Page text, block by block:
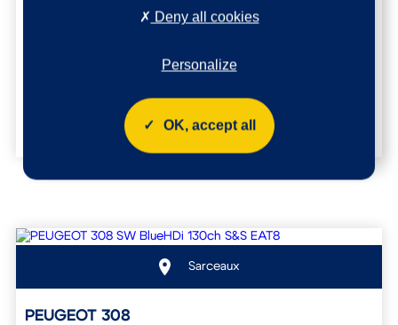
après un premier loyer de 7107 €
Sarceaux
PEUGEOT 308
OK, accept all
Personalize
Deny all cookies